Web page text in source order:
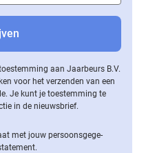
aan Jaarbeurs B.V.
voor het verzenden van een
Je kunt je toestemming te
in de nieuwsbrief.
met jouw per­soons­ge­ge­